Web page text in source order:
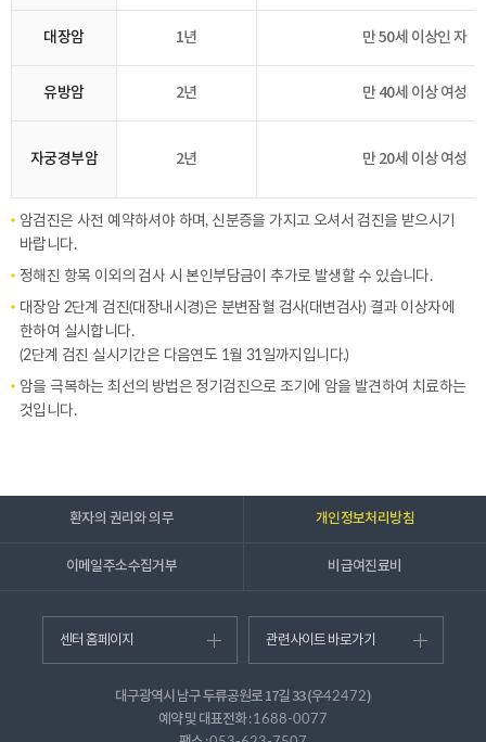
대장암 1년 만 50세 이상인 자
유방암 2년 만 40세 이상 여성
자궁경부암 2년 만 20세 이상 여성
암검진은 사전 예약하셔야 하며, 신분증을 가지고 오셔서 검진을 받으시기
바랍니다.
정해진 항목 이외의 검사 시 본인부담금이 추가로 발생할 수 있습니다.
대장암 2단계 검진(대장내시경)은 분변잠혈 검사(대변검사) 결과 이상자에
한하여 실시합니다.
(2단계 검진 실시기간은 다음연도 1월 31일까지입니다.)
암을 극복하는 최선의 방법은 정기검진으로 조기에 암을 발견하여 치료하는
것입니다.
환자의 권리와 의무 개인정보처리방침
이메일주소수집거부 비급여진료비
센터 홈페이지 관련사이트 바로가기
대구광역시 남구 두류공원로 17길 33 (우42472)
예약 및 대표전화 :1688-0077